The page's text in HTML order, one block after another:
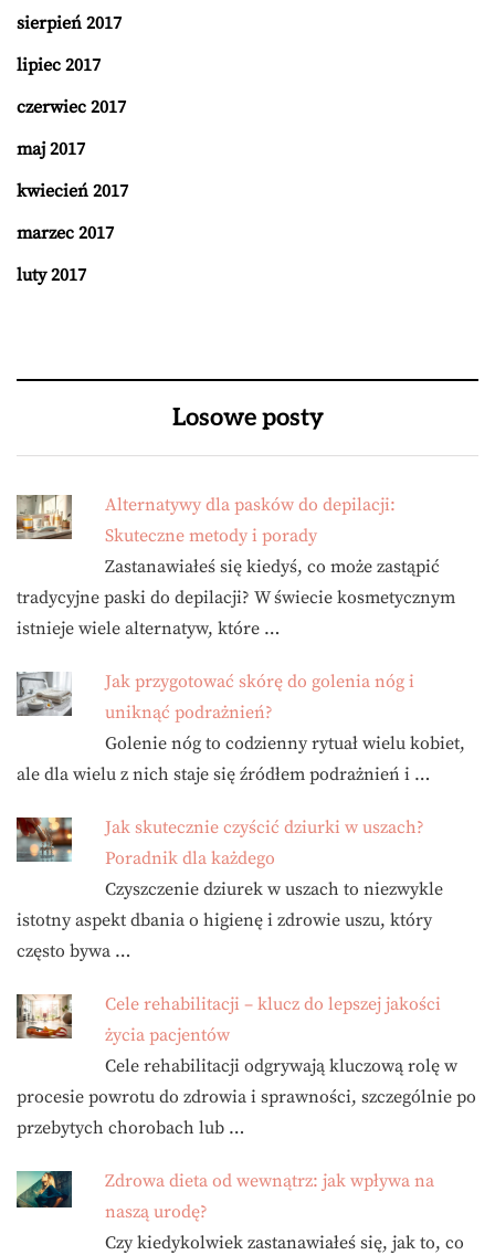
sierpień 2017
lipiec 2017
czerwiec 2017
maj 2017
kwiecień 2017
marzec 2017
luty 2017
Losowe posty
Alternatywy dla pasków do depilacji:
Skuteczne metody i porady
Zastanawiałeś się kiedyś, co może zastąpić
tradycyjne paski do depilacji? W świecie kosmetycznym
istnieje wiele alternatyw, które …
Jak przygotować skórę do golenia nóg i
uniknąć podrażnień?
Golenie nóg to codzienny rytuał wielu kobiet,
ale dla wielu z nich staje się źródłem podrażnień i …
Jak skutecznie czyścić dziurki w uszach?
Poradnik dla każdego
Czyszczenie dziurek w uszach to niezwykle
istotny aspekt dbania o higienę i zdrowie uszu, który
często bywa …
Cele rehabilitacji – klucz do lepszej jakości
życia pacjentów
Cele rehabilitacji odgrywają kluczową rolę w
procesie powrotu do zdrowia i sprawności, szczególnie po
przebytych chorobach lub …
Zdrowa dieta od wewnątrz: jak wpływa na
naszą urodę?
Czy kiedykolwiek zastanawiałeś się, jak to, co